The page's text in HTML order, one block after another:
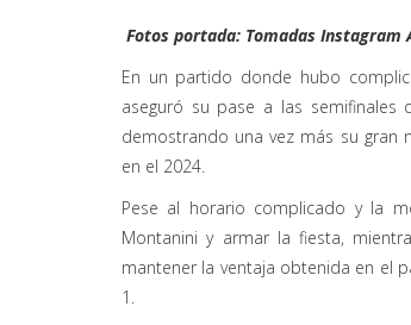
Fotos portada: Tomadas Instagram
En un partido donde hubo
aseguró su pase a las semifinales
demostrando una vez más su gran
en el 2024.
Pese al horario complicado y la
Montanini y armar la fiesta,
mantener la ventaja obtenida en el
1.